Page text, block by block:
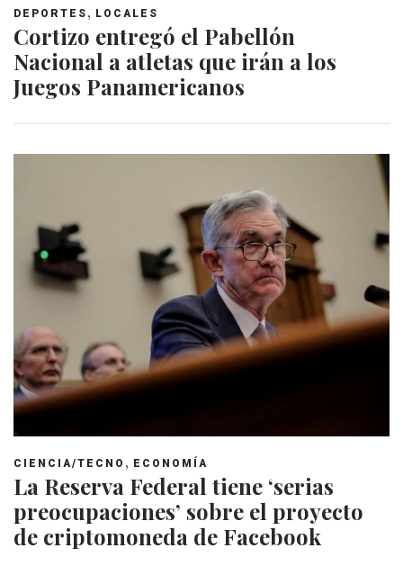
DEPORTES , LOCALES
Cortizo entregó el Pabellón
Nacional a atletas que irán a los
Juegos Panamericanos
CIENCIA/TECNO , ECONOMÍA
La Reserva Federal tiene ‘serias
preocupaciones’ sobre el proyecto
de criptomoneda de Facebook